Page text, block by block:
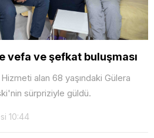
vefa ve şefkat buluşması
alan 68 yaşındaki Gülera
sürpriziyle güldü.
10:44